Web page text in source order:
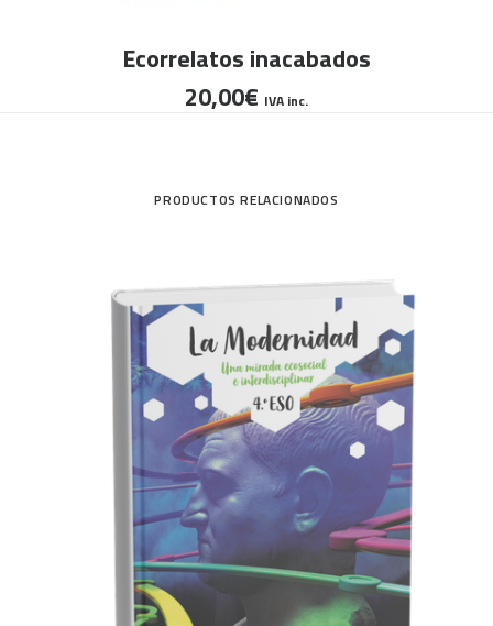
AÑADIR AL CARRITO
Ecorrelatos inacabados
20,00€ IVA inc.
PRODUCTOS RELACIONADOS